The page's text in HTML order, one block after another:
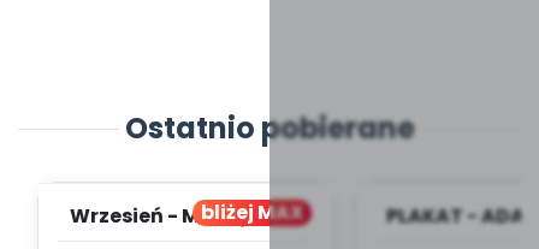
Ostatnio pobierane
bliżej MAX
Wrzesień - MIESIĘCZNY
PLAKAT -